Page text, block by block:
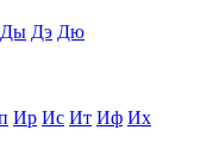
Ды Дэ Дю
Ир Ис Ит Иф Их